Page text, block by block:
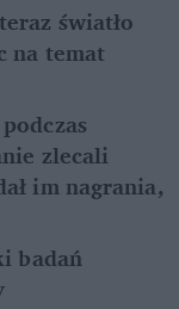
światło
na temat
zlecali
im nagrania,
badań